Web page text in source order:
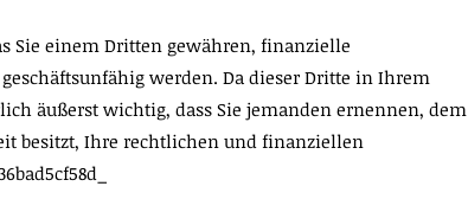
Sie einem Dritten gewähren, finanzielle
werden. Da dieser Dritte in Ihrem
äußerst wichtig, dass Sie jemanden ernennen, dem
besitzt, Ihre rechtlichen und finanziellen